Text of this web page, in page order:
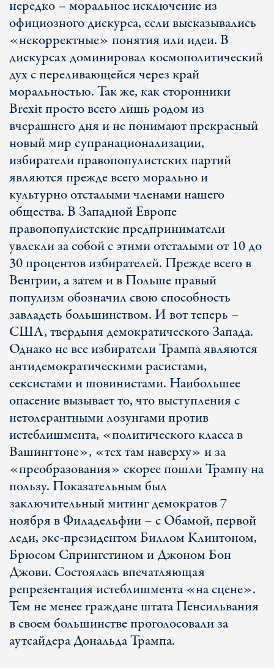
нередко – моральное исключение из
официозного дискурса, если высказывались
«некорректные» понятия или идеи. В
дискурсах доминировал космополитический
дух с переливающейся через край
моральностью. Так же, как сторонники
Brexit просто всего лишь родом из
вчерашнего дня и не понимают прекрасный
новый мир супранационализации,
избиратели правопопулистских партий
являются прежде всего морально и
культурно отсталыми членами нашего
общества. В Западной Европе
правопопулистские предприниматели
увлекли за собой с этими отсталыми от 10 до
30 процентов избирателей. Прежде всего в
Венгрии, а затем и в Польше правый
популизм обозначил свою способность
завладеть большинством. И вот теперь –
США, твердыня демократического Запада.
Однако не все избиратели Трампа являются
антидемократическими расистами,
сексистами и шовинистами. Наибольшее
опасение вызывает то, что выступления с
нетолерантными лозунгами против
истеблишмента, «политического класса в
Вашингтоне», «тех там наверху» и за
«преобразования» скорее пошли Трампу на
пользу. Показательным был
заключительный митинг демократов 7
ноября в Филадельфии – с Обамой, первой
леди, экс-президентом Биллом Клинтоном,
Брюсом Спрингстином и Джоном Бон
Джови. Состоялась впечатляющая
репрезентация истеблишмента «на сцене».
Тем не менее граждане штата Пенсильвания
в своем большинстве проголосовали за
аутсайдера Дональда Трампа.